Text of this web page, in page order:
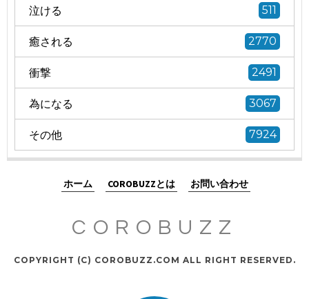
泣ける 511
癒される 2770
衝撃 2491
為になる 3067
その他 7924
ホーム COROBUZZとは お問い合わせ
COROBUZZ
COPYRIGHT (C) COROBUZZ.COM ALL RIGHT RESERVED.